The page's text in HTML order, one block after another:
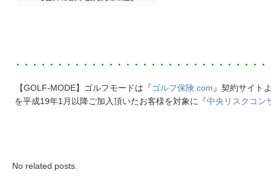
・・・・・・・・・・・・・・・・・・・・・・・・・・・・・
【GOLF-MODE】ゴルフモードは『ゴルフ保険.com』契約サイト
を平成19年1月以降ご加入頂いたお客様を対象に『中央リスクコン
No related posts.